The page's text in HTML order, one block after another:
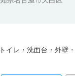
トイレ・ 洗面台・ 外壁・